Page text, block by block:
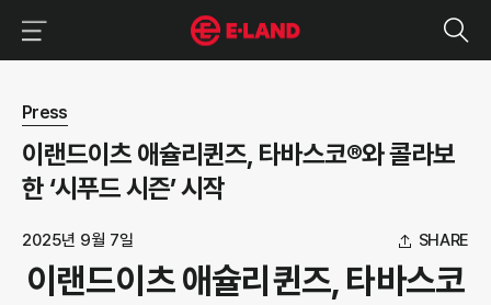
뉴스 상세보기
Press
이랜드이츠 애슐리퀸즈, 타바스코®와 콜라보
한 ‘시푸드 시즌’ 시작
2025년 9월 7일 SHARE
이랜드이츠 애슐리퀸즈, 타바스코